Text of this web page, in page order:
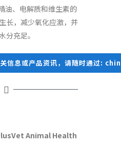
油、电解质和维生素的
长，减少氧化应激，并
分充足。
关信息或产品资讯，请随时通过:
Animal Health